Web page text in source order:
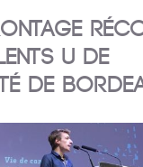
U de
de